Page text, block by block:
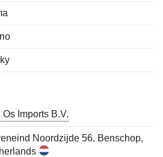
Os Imports B.V.
Noordzijde 56, Benschop,